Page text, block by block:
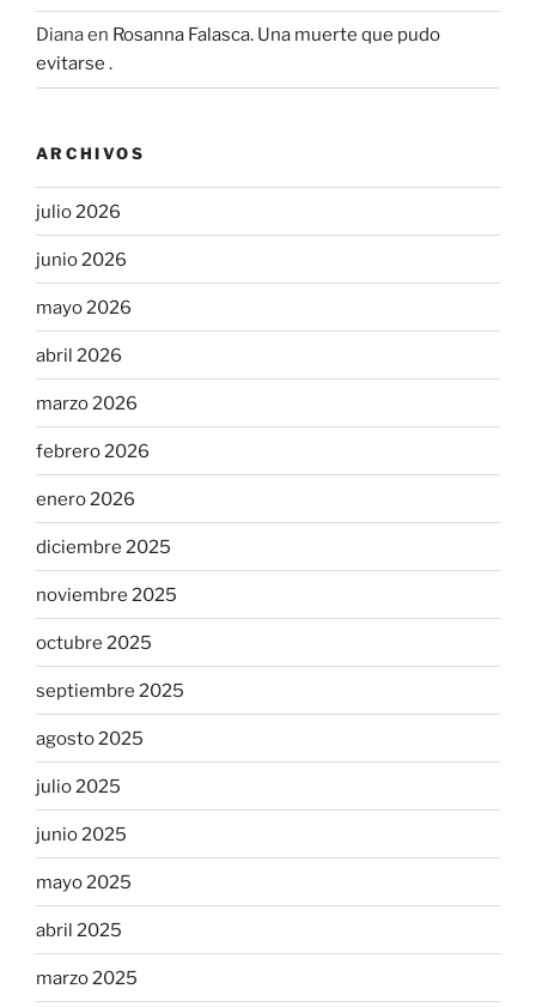
Dianaen Rosanna Falasca. Una muerte que pudo
evitarse .
ARCHIVOS
julio 2026
junio 2026
mayo 2026
abril 2026
marzo 2026
febrero 2026
enero 2026
diciembre 2025
noviembre 2025
octubre 2025
septiembre 2025
agosto 2025
julio 2025
junio 2025
mayo 2025
abril 2025
marzo 2025